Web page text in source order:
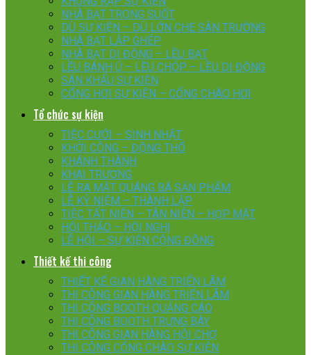
NHÀ BẠT TRONG SUỐT
DÙ SỰ KIỆN – DÙ LỚN CHE SÂN TRƯỜNG
NHÀ BẠT LẮP GHÉP
NHÀ BẠT DI ĐỘNG – LỀU BẠT
LỀU BÁNH Ú – LỀU CHÓP – LỀU DI ĐỘNG
SÂN KHẤU SỰ KIỆN
CỔNG HƠI SỰ KIỆN – CỔNG CHÀO HƠI
Tổ chức sự kiện
TIỆC CƯỚI – SINH NHẬT
KHỞI CÔNG – ĐỘNG THỔ
KHÁNH THÀNH
KHAI TRƯƠNG
LỄ RA MẮT QUÁNG BÁ SẢN PHẨM
LỄ KỶ NIỆM – THÀNH LẬP
TIỆC TẤT NIÊN – TÂN NIÊN – HỌP MẶT
HỘI THẢO – HỘI NGHỊ
LỄ HỘI – SỰ KIỆN CỘNG ĐỒNG
Thiết kế thi công
THIẾT KẾ GIAN HÀNG TRIỂN LÃM
THI CÔNG GIAN HÀNG TRIỂN LÃM
THI CÔNG BOOTH QUẢNG CÁO
THI CÔNG BOOTH TRƯNG BÀY
THI CÔNG GIAN HÀNG HỘI CHỢ
THI CÔNG CỔNG CHÀO SỰ KIỆN